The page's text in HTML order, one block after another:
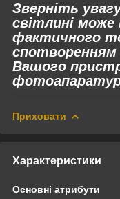
Зверніть
світлині може
фактичного
спотворенням
Вашого
Приховати
Характеристики
Основні атрибути